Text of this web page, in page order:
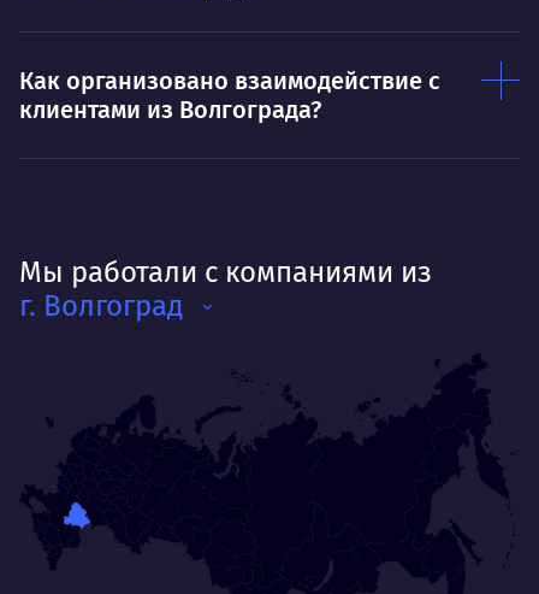
Как организовано взаимодействие с
клиентами из Волгограда?
Мы работали с компаниями из
г. Волгоград